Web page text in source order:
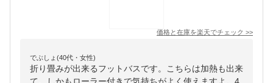
価格と在庫を楽天でチェック >>
でぶしょ(40代・女性)
折り畳みが出来るフットバスです。こちらは加熱も出来